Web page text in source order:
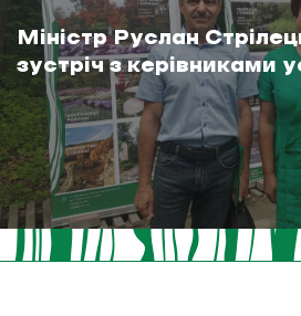
Міністр Руслан
зустріч з керівниками